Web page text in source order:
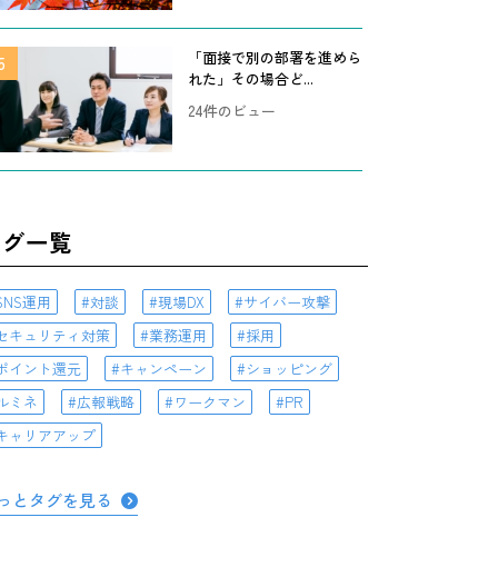
「面接で別の部署を進めら
れた」その場合ど...
24件のビュー
一覧
運用 対談 現場DX
サイバー攻撃
キュリティ対策
業務運用
採用
イント還元
キャンペーン
ショッピング
ミネ
広報戦略 ワークマン
PR
ャリアアップ
とタグを見る